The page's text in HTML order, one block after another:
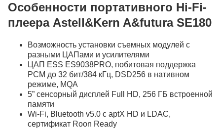
Особенности портативного Hi-Fi-
плеера Astell&Kern A&futura SE180
Возможность установки съемных модулей с
разными ЦАПами и усилителями
ЦАП ESS ES9038PRO, побитовая поддержка
PCM до 32 бит/384 кГц, DSD256 в нативном
режиме, MQA
5” сенсорный дисплей Full HD, 256 ГБ встроенной
памяти
Wi-Fi, Bluetooth v5.0 с aptX HD и LDAC,
сертификат Roon Ready